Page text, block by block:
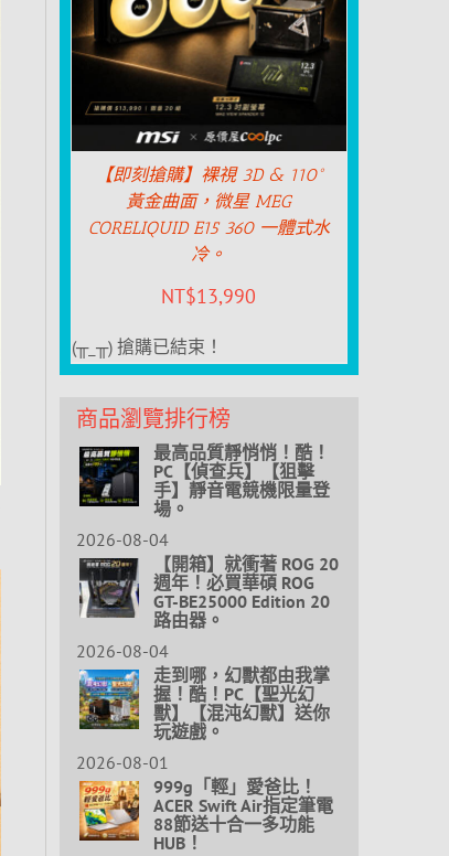
【即刻搶購】裸視 3D & 110°
黃金曲面，微星 MEG
CORELIQUID E15 360 一體式水
冷。
NT$13,990
(╥_╥) 搶購已結束！
商品瀏覽排行榜
最高品質靜悄悄！酷！
PC【偵查兵】【狙擊
手】靜音電競機限量登
場。
2026-08-04
【開箱】就衝著 ROG 20
週年！必買華碩 ROG
GT-BE25000 Edition 20
路由器。
2026-08-04
走到哪，幻獸都由我掌
握！酷！PC【聖光幻
獸】【混沌幻獸】送你
玩遊戲。
2026-08-01
999g「輕」愛爸比！
ACER Swift Air指定筆電
88節送十合一多功能
HUB！